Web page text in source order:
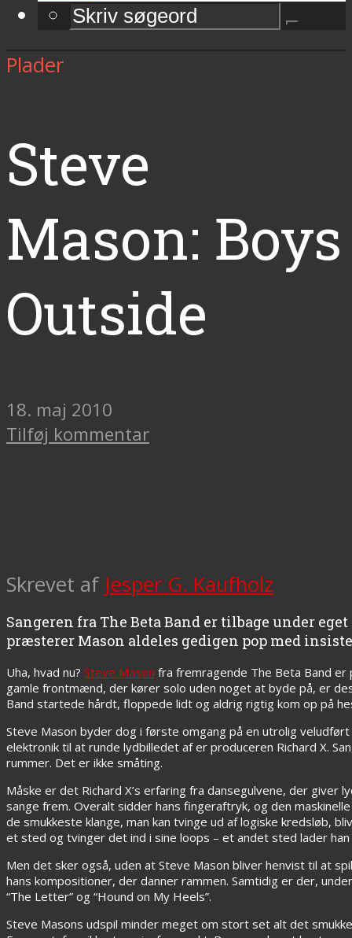
Plader
Steve
Mason: Boys
Outside
18. maj 2010
Tilføj kommentar
Skrevet af Jesper G. Kaufholz
Sangeren fra The Beta Band er tilbage under
præsterer Mason aldeles gedigen pop med
Uha, hvad nu? Steve Mason fra fremragende The Beta Band
gamle frontmænd, der kører solo uden noget at byde på, er
Band startede hårdt, floppede lidt og aldrig rigtig kom op på
Steve Mason byder dog i første omgang på en utrolig
elektronik til at runde lydbilledet af er produceren Richard X.
rummer. Det er ikke småting.
Måske er det Richard X’s erfaring fra dansegulvene, der
sange frem. Overalt sidder hans fingeraftryk, og den
de smukkeste klange, man kan tvinge ud af logiske kredsløb,
et sted og tvinger det ind i sine loops – et andet sted lader
Men det sker også, uden at Steve Mason bliver henvist til at
hans kompositioner, der danner rammen. Samtidig er der,
“The Letter” og “Hound on My Heels”.
Steve Masons udspil minder meget om stort set alt det